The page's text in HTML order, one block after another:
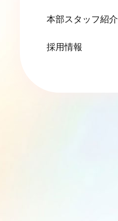
本部スタッフ紹介
採用情報